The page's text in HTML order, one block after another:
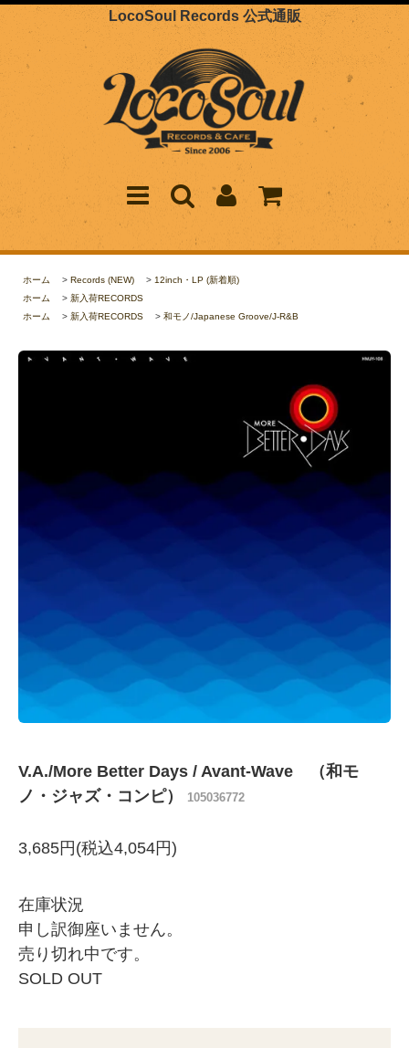
LocoSoul Records 公式通販
ホーム > Records (NEW) > 12inch・LP (新着順)
ホーム
> 新入荷RECORDS
ホーム
> 新入荷RECORDS > 和モノ/Japanese Groove/J-R&B
V.A./More Better Days / Avant-Wave （和モ
ノ・ジャズ・コンピ）
105036772
3,685円(税込4,054円)
在庫状況
申し訳御座いません。
売り切れ中です。
SOLD OUT